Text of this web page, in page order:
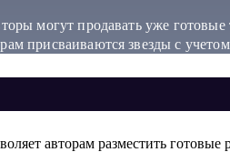
могут продавать уже
присваиваются звезды с
авторам разместить